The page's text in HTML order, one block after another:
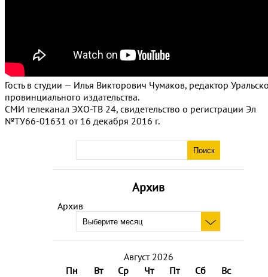
Архив
Архив
Август 2026
Пн
Вт Ср Чт Пт Сб
Вс
Гость в студии — Илья Викторович Чумаков, редактор
провинциального издательства.
СМИ телеканал ЭХО-ТВ 24, свидетельство о регистрации Эл
№ТУ66-01631 от 16 декабря 2016 г.